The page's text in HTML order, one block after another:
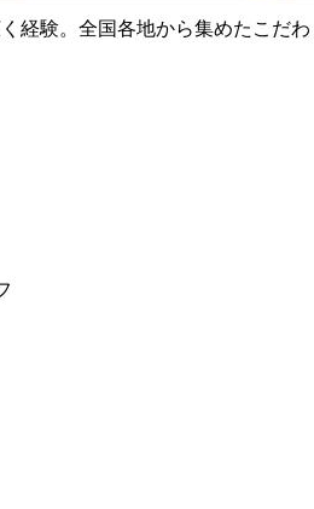
経験。全国各地から集めたこだわ